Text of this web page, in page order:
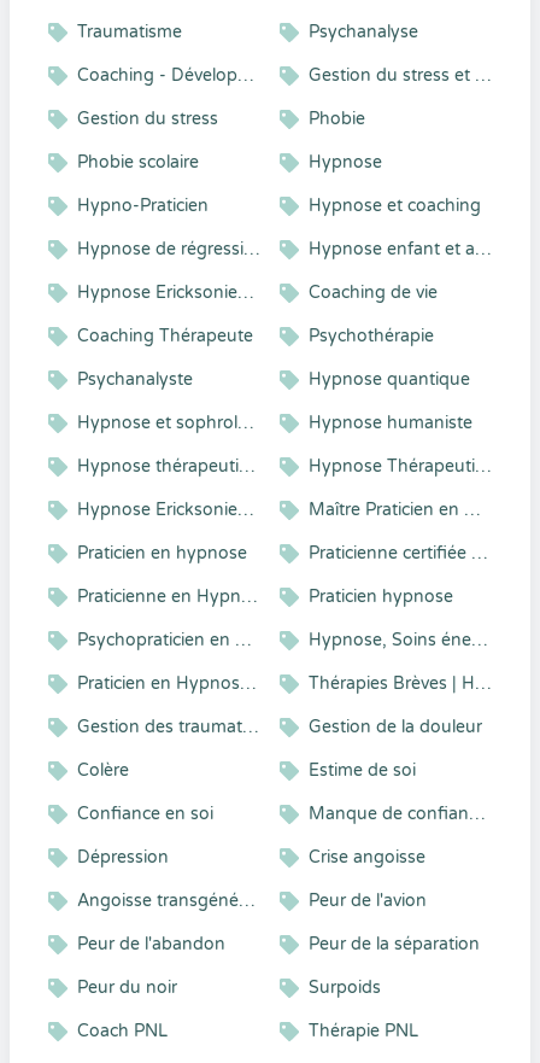
Traumatisme Psychanalyse
Coaching - Développement personnel - Accompagnement vers le mieux-être Gestion du stress et gestion émotionnelle
Gestion du stress Phobie
Phobie scolaire Hypnose
Hypno-Praticien Hypnose et coaching
Hypnose de régression Hypnose enfant et adolescent
Hypnose Ericksonienne Coaching de vie
Coaching Thérapeute Psychothérapie
Psychanalyste Hypnose quantique
Hypnose et sophrologie Hypnose humaniste
Hypnose thérapeutique Hypnose Thérapeutique et Analgésique
Hypnose Ericksonienne, Sophrologie et Métamédecine Maître Praticien en Hypnose
Praticien en hypnose Praticienne certifiée en Hypnose
Praticienne en Hypnose Éricksonienne et Techniques Énergétiques Praticien hypnose
Psychopraticien en hypnose et TTMO ( EMDR) Hypnose, Soins énergétiques, Reiki, Magnétisme, Sophrologie, Relaxation
Praticien en Hypnose d'accompagnement Thérapies Brèves | Hypnose | Coaching
Gestion des traumatismes Gestion de la douleur
Colère Estime de soi
Confiance en soi Manque de confiance en soi
Dépression Crise angoisse
Angoisse transgénérationnelle Peur de l'avion
Peur de l'abandon Peur de la séparation
Peur du noir Surpoids
Coach PNL Thérapie PNL